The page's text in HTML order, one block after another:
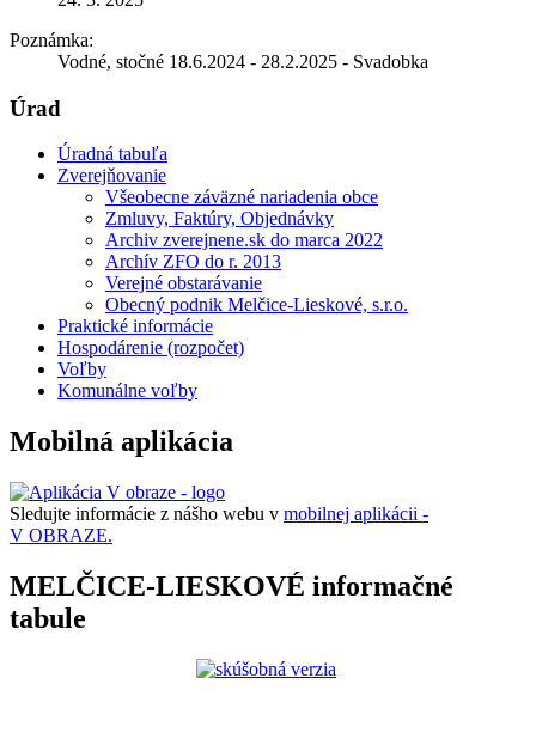
Poznámka:
Vodné, stočné 18.6.2024 - 28.2.2025 - Svadobka
Úrad
Úradná tabuľa
Zverejňovanie
Všeobecne záväzné nariadenia obce
Zmluvy, Faktúry, Objednávky
Archiv zverejnene.sk do marca 2022
Archív ZFO do r. 2013
Verejné obstarávanie
Obecný podnik Melčice-Lieskové, s.r.o.
Praktické informácie
Hospodárenie (rozpočet)
Voľby
Komunálne voľby
Mobilná aplikácia
Sledujte informácie z nášho webu v mobilnej aplikácii -
V OBRAZE.
MELČICE-LIESKOVÉ informačné
tabule